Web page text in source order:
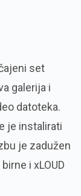
set
galerija i
datoteka.
je instalirati
je zadužen
i xLOUD